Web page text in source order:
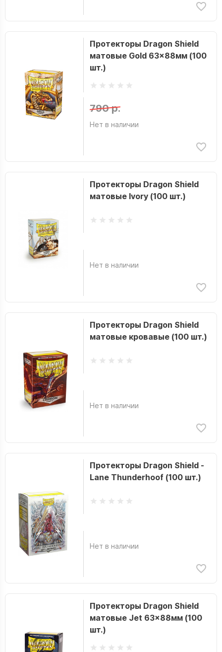
Протекторы Dragon Shield
матовые Gold 63x88мм (100
шт.)
790 р.
Нет в наличии
Протекторы Dragon Shield
матовые Ivory (100 шт.)
Нет в наличии
Протекторы Dragon Shield
матовые кровавые (100 шт.)
Нет в наличии
Протекторы Dragon Shield -
Lane Thunderhoof (100 шт.)
Нет в наличии
Протекторы Dragon Shield
матовые Jet 63x88мм (100
шт.)